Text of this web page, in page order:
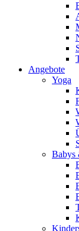
Angebote
Yoga
Babys